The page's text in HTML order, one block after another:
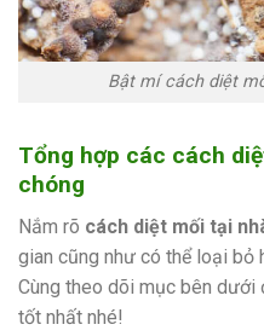
Bật mí cách diệt
Tổng hợp các cách
chóng
Nắm rõ cách diệt mối tại
gian cũng như có thể loại bỏ
Cùng theo dõi mục bên dưới
tốt nhất nhé!